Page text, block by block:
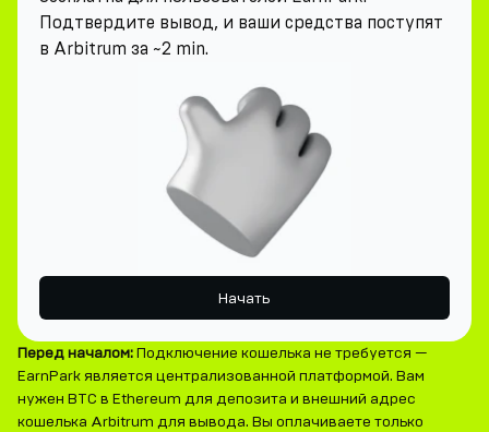
Подтвердите вывод, и ваши средства поступят
в Arbitrum за ~2 min.
Начать
Перед началом:Подключение кошелька не требуется —
EarnPark является централизованной платформой. Вам
нужен BTC в Ethereum для депозита и внешний адрес
кошелька Arbitrum для вывода. Вы оплачиваете только